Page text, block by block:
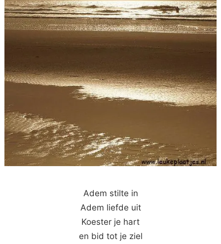
Adem stilte in
Adem liefde uit
Koester je hart
en bid tot je ziel